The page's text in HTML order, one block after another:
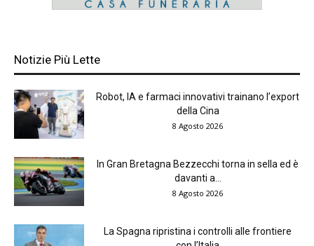
Notizie Più Lette
Robot, IA e farmaci innovativi trainano l’export
della Cina
8 Agosto 2026
In Gran Bretagna Bezzecchi torna in sella ed è
davanti a...
8 Agosto 2026
La Spagna ripristina i controlli alle frontiere